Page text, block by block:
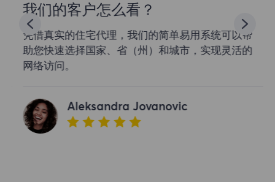
我们的客户怎么看？
凭借真实的住宅代理，我们的简单易用系统可以帮
助您快速选择国家、省（州）和城市，实现灵活的
网络访问。
Aleksandra Jovanovic